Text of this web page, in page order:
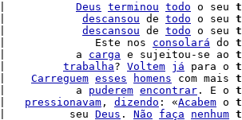
Deus terminou todo o seu
descansou de todo o seu
descansou de todo o seu
|              Este nos consolará do
|           a carga e sujeitou-se ao
trabalha? Voltem já para o
Carreguem esses homens com mais
|           a puderem encontrar . E o
pressionavam , dizendo : «Acabem o
|          seu Deus . Não faça nenhum